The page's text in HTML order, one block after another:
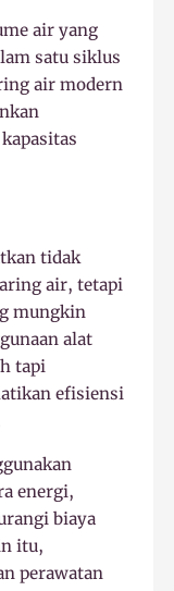
air yang
satu siklus
air modern
tidak
air, tetapi
mungkin
alat
tapi
efisiensi
energi,
biaya
itu,
perawatan